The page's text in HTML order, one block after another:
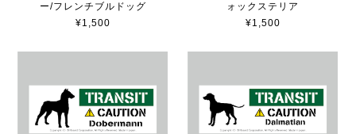
ー/フレンチブルドッグ
¥1,500
ォックステリア
¥1,500